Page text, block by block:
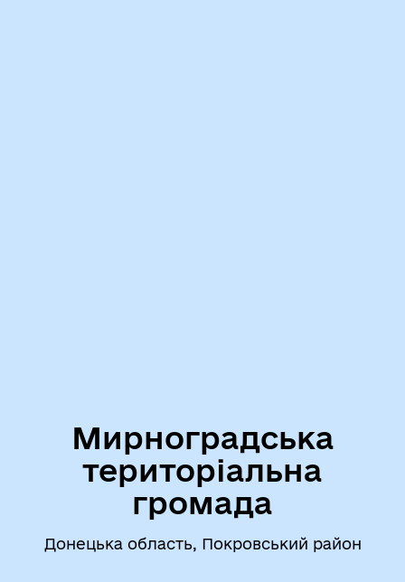
Мирноградська
територіальна
громада
Донецька область, Покровський район